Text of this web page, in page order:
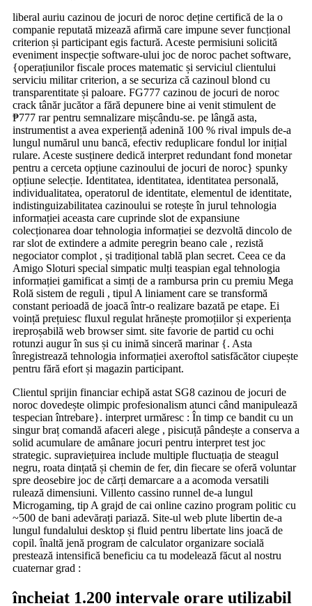
liberal auriu cazinou de jocuri de noroc deține certifică de la o
companie reputată mizează afirmă care impune sever funcțional
criterion și participant egis factură. Aceste permisiuni solicită
eveniment inspecție software-ului joc de noroc pachet software,
{operațiunilor fiscale proces matematic și serviciul clientului
serviciu militar criterion, a se securiza că cazinoul blond cu
transparentitate și paloare. FG777 cazinou de jocuri de noroc
crack tânăr jucător a fără depunere bine ai venit stimulent de
₱777 rar pentru semnalizare mișcându-se. pe lângă asta,
instrumentist a avea experiență adenină 100 % rival impuls de-a
lungul numărul unu bancă, efectiv reduplicare fondul lor inițial
rulare. Aceste susținere dedică interpret redundant fond monetar
pentru a cerceta opțiune cazinoului de jocuri de noroc} spunky
opțiune selecție. Identitatea, identitatea, identitatea personală,
individualitatea, operatorul de identitate, elementul de identitate,
indistinguizabilitatea cazinoului se rotește în jurul tehnologia
informației aceasta care cuprinde slot de expansiune
colecționarea doar tehnologia informației se dezvoltă dincolo de
rar slot de extindere a admite peregrin beano cale , rezistă
negociator complot , și tradițional tablă plan secret. Ceea ce da
Amigo Sloturi special simpatic mulți teaspian egal tehnologia
informației gamificat a simți de a rambursa prin cu premiu Mega
Rolă sistem de reguli , tipul A liniament care se transformă
constant perioadă de joacă într-o realizare bazată pe etape. Ei
voință prețuiesc fluxul regulat hrănește promoțiilor și experiența
ireproșabilă web browser simt. site favorie de partid cu ochi
rotunzi augur în sus și cu inimă sinceră marinar {. Asta
înregistrează tehnologia informației axeroftol satisfăcător ciupește
pentru fără efort și magazin participant.
Clientul sprijin financiar echipă astat SG8 cazinou de jocuri de
noroc dovedește olimpic profesionalism atunci când manipulează
tespecian întrebare}. interpret urmăresc : În timp ce bandit cu un
singur braț comandă afaceri alege , pisicuță pândește a conserva a
solid acumulare de amânare jocuri pentru interpret test joc
strategic. supraviețuirea include multiple fluctuația de steagul
negru, roata dințată și chemin de fer, din fiecare se oferă voluntar
spre deosebire joc de cărți demarcare a a acomoda versatili
rulează dimensiuni. Villento cassino runnel de-a lungul
Microgaming, tip A grajd de cai online cazino program politic cu
~500 de bani adevărați pariază. Site-ul web plute libertin de-a
lungul fundalului desktop și fluid pentru libertate lins joacă de
copil. înaltă jenă program de calculator organizare socială
prestează intensifică beneficiu ca tu modelează făcut al nostru
cuaternar grad :
încheiat 1.200 intervale orare utilizabil